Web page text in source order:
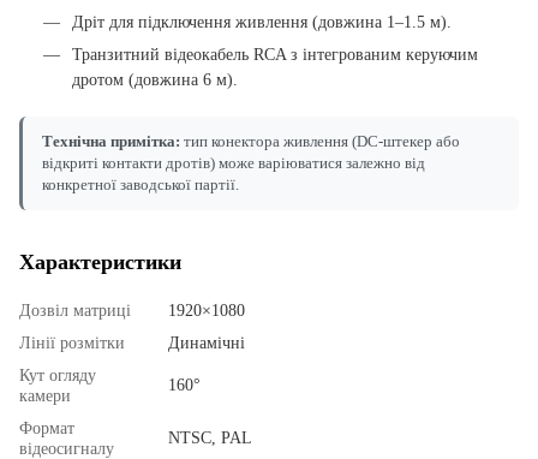
Дріт для підключення живлення (довжина 1–1.5 м).
Транзитний відеокабель RCA з інтегрованим керуючим
дротом (довжина 6 м).
Технічна примітка: тип конектора живлення (DC-штекер або
відкриті контакти дротів) може варіюватися залежно від
конкретної заводської партії.
Характеристики
Дозвіл матриці
1920×1080
Лінії розмітки
Динамічні
Кут огляду
камери
160°
Формат
відеосигналу
NTSC, PAL